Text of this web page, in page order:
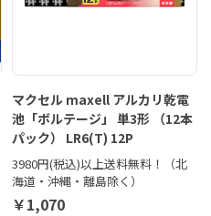
マクセル maxell アルカリ乾電
池「ボルテージ」 単3形 （12本
パック） LR6(T) 12P
3980円(税込)以上送料無料！（北
海道・沖縄・離島除く）
￥1,070